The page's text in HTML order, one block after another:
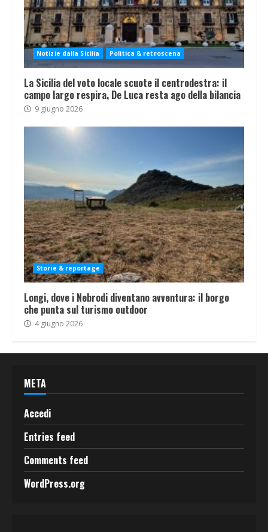
Notizie dalla Sicilia Politica & retroscena
La Sicilia del voto locale scuote il centrodestra: il
campo largo respira, De Luca resta ago della bilancia
9 giugno 2026
Storie & reportage
Longi, dove i Nebrodi diventano avventura: il borgo
che punta sul turismo outdoor
4 giugno 2026
META
Accedi
Entries feed
Comments feed
WordPress.org